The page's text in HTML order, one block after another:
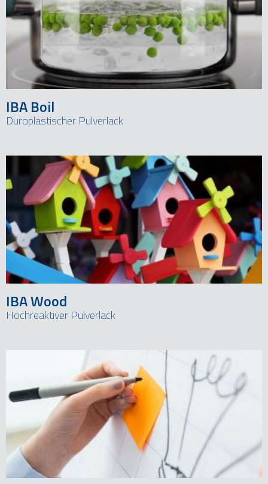
IBA Boil
Duroplastischer Pulverlack
IBA Wood
Hochreaktiver Pulverlack